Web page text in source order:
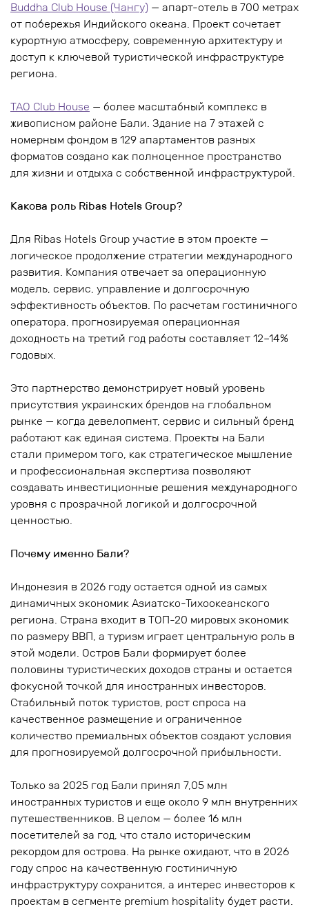
Buddha Club House (Чангу) — апарт-отель в 700 метрах
от побережья Индийского океана. Проект сочетает
курортную атмосферу, современную архитектуру и
доступ к ключевой туристической инфраструктуре
региона.
TAO Club House — более масштабный комплекс в
живописном районе Бали. Здание на 7 этажей с
номерным фондом в 129 апартаментов разных
форматов создано как полноценное пространство
для жизни и отдыха с собственной инфраструктурой.
Какова роль Ribas Hotels Group?
Для Ribas Hotels Group участие в этом проекте —
логическое продолжение стратегии международного
развития. Компания отвечает за операционную
модель, сервис, управление и долгосрочную
эффективность объектов. По расчетам гостиничного
оператора, прогнозируемая операционная
доходность на третий год работы составляет 12–14%
годовых.
Это партнерство демонстрирует новый уровень
присутствия украинских брендов на глобальном
рынке — когда девелопмент, сервис и сильный бренд
работают как единая система. Проекты на Бали
стали примером того, как стратегическое мышление
и профессиональная экспертиза позволяют
создавать инвестиционные решения международного
уровня с прозрачной логикой и долгосрочной
ценностью.
Почему именно Бали?
Индонезия в 2026 году остается одной из самых
динамичных экономик Азиатско-Тихоокеанского
региона. Страна входит в ТОП-20 мировых экономик
по размеру ВВП, а туризм играет центральную роль в
этой модели. Остров Бали формирует более
половины туристических доходов страны и остается
фокусной точкой для иностранных инвесторов.
Стабильный поток туристов, рост спроса на
качественное размещение и ограниченное
количество премиальных объектов создают условия
для прогнозируемой долгосрочной прибыльности.
Только за 2025 год Бали принял 7,05 млн
иностранных туристов и еще около 9 млн внутренних
путешественников. В целом — более 16 млн
посетителей за год, что стало историческим
рекордом для острова. На рынке ожидают, что в 2026
году спрос на качественную гостиничную
инфраструктуру сохранится, а интерес инвесторов к
проектам в сегменте premium hospitality будет расти.